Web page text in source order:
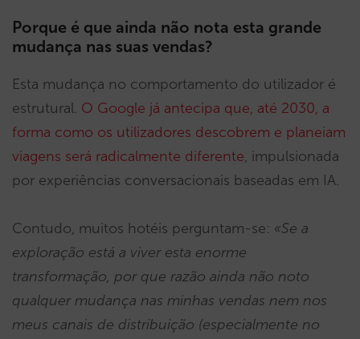
Porque é que ainda não nota esta grande
mudança nas suas vendas?
Esta mudança no comportamento do utilizador é
estrutural. O Google já antecipa que, até 2030, a
forma como os utilizadores descobrem e planeiam
viagens será radicalmente diferente, impulsionada
por experiências conversacionais baseadas em IA.
Contudo, muitos hotéis perguntam-se: «Se a
exploração está a viver esta enorme
transformação, por que razão ainda não noto
qualquer mudança nas minhas vendas nem nos
meus canais de distribuição (especialmente no